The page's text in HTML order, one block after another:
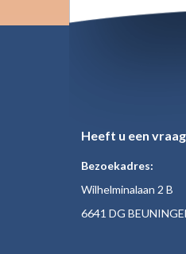
Heeft u een
Bezoekadres:
Wilhelminalaan 2 B
6641 DG